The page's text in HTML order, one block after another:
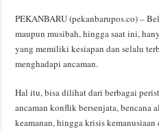
PEKANBARU (pekanbarupos.co) –
maupun musibah, hingga saat ini,
yang memiliki kesiapan dan selalu
menghadapi ancaman.
Hal itu, bisa dilihat dari berbagai
ancaman konflik bersenjata, bencana
keamanan, hingga krisis